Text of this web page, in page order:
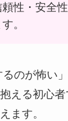
頼性・安全
。
るのが怖い
える初心
ます。